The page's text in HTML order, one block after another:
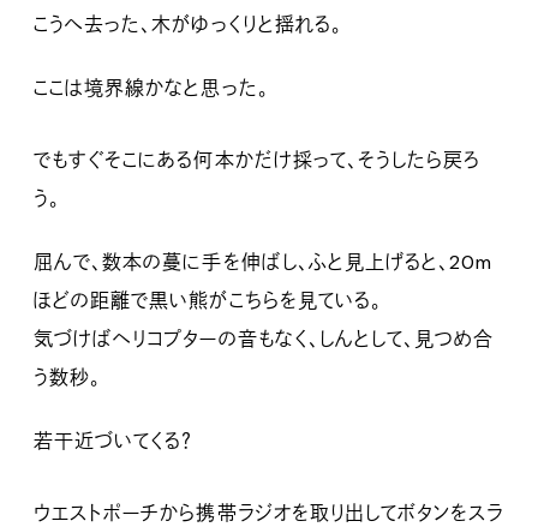
こうへ去った、木がゆっくりと揺れる。
ここは境界線かなと思った。
でもすぐそこにある何本かだけ採って、そうしたら戻ろ
う。
屈んで、数本の蔓に手を伸ばし、ふと見上げると、20m
ほどの距離で黒い熊がこちらを見ている。
気づけばヘリコプターの音もなく、しんとして、見つめ合
う数秒。
若干近づいてくる？
ウエストポーチから携帯ラジオを取り出してボタンをスラ